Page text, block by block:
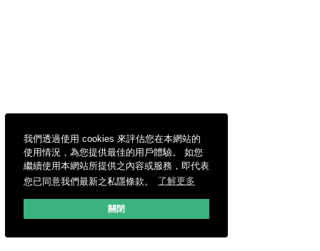
我們透過使用 cookies 來評估您在本網站的
使用情況，為您提供最佳的用戶體驗。 如您
繼續使用本網站所提供之內容或服務，即代表
您已同意我們最新之私隱條款。
了解更多
關閉